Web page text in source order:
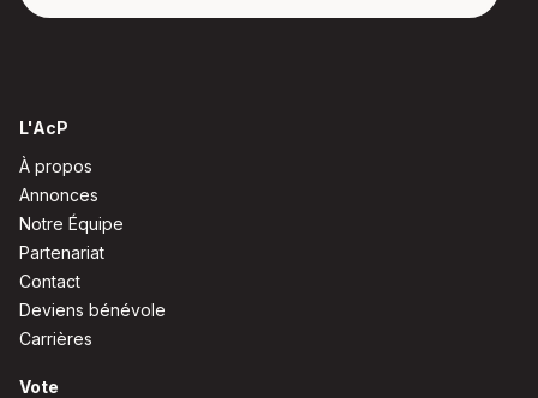
L'AcP
À propos
Annonces
Notre Équipe
Partenariat
Contact
Deviens bénévole
Carrières
Vote